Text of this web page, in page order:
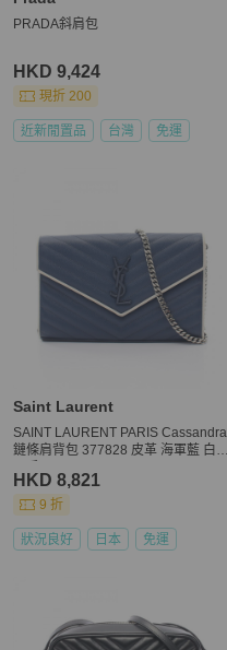
PRADA斜肩包
HKD 9,424
現折 200
近新閒置品 台灣 免運
Saint Laurent
SAINT LAURENT PARIS Cassandra
鏈條肩背包 377828 皮革 海軍藍 白色
HKD 8,821
9 折
狀況良好 日本 免運